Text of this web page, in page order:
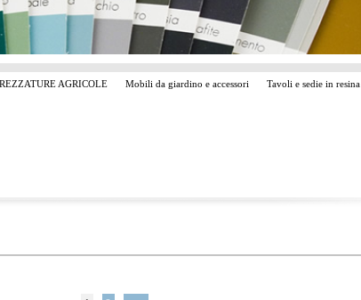
AGRICOLE Mobili da giardino e accessori Tavoli e sedie in resina